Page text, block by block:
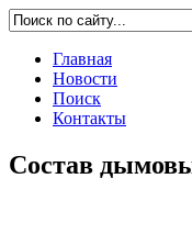
Главная
Новости
Поиск
Контакты
Состав